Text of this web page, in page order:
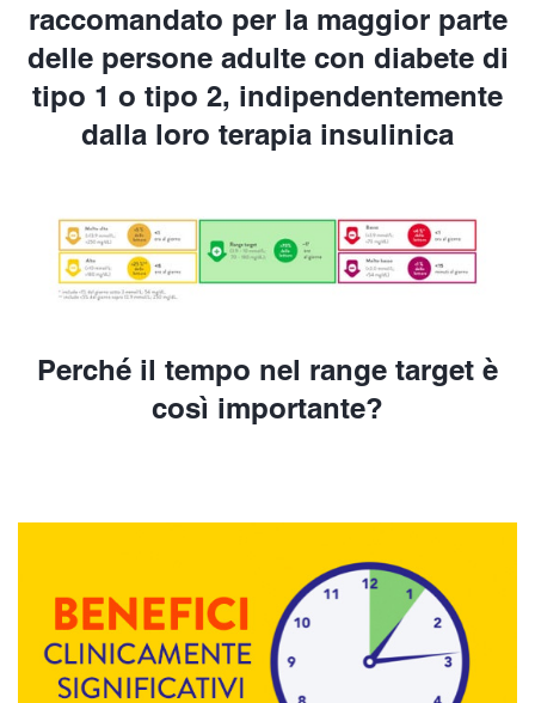
raccomandato per la maggior parte
delle persone adulte con diabete di
tipo 1 o tipo 2, indipendentemente
dalla loro terapia insulinica
Perché il tempo nel range target è
così importante?